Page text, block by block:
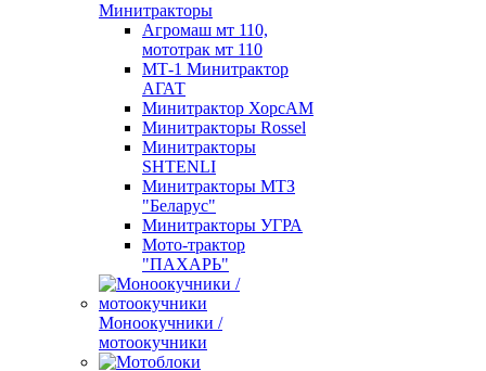
Минитракторы
Агромаш мт 110,
мототрак мт 110
МТ-1 Минитрактор
АГАТ
Минитрактор ХорсАМ
Минитракторы Rossel
Минитракторы
SHTENLI
Минитракторы МТЗ
"Беларус"
Минитракторы УГРА
Мото-трактор
"ПАХАРЬ"
Моноокучники /
мотоокучники